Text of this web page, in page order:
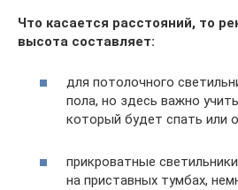
Что касается расстояний, то
высота составляет:
для потолочного
пола, но здесь важно
который будет спать или
прикроватные
на приставных тумбах,